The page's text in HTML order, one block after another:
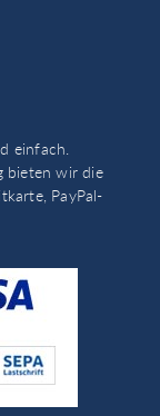
einfach.
bieten wir die
PayPal-